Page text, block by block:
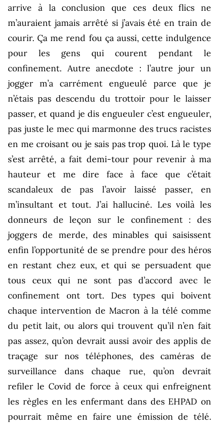
arrive à la conclusion que ces deux flics ne
m’auraient jamais arrêté si j’avais été en train de
courir. Ça me rend fou ça aussi, cette indulgence
pour les gens qui courent pendant le
confinement. Autre anecdote : l’autre jour un
jogger m’a carrément engueulé parce que je
n’étais pas descendu du trottoir pour le laisser
passer, et quand je dis engueuler c’est engueuler,
pas juste le mec qui marmonne des trucs racistes
en me croisant ou je sais pas trop quoi. Là le type
s’est arrêté, a fait demi-tour pour revenir à ma
hauteur et me dire face à face que c’était
scandaleux de pas l’avoir laissé passer, en
m’insultant et tout. J’ai halluciné. Les voilà les
donneurs de leçon sur le confinement : des
joggers de merde, des minables qui saisissent
enfin l’opportunité de se prendre pour des héros
en restant chez eux, et qui se persuadent que
tous ceux qui ne sont pas d’accord avec le
confinement ont tort. Des types qui boivent
chaque intervention de Macron à la télé comme
du petit lait, ou alors qui trouvent qu’il n’en fait
pas assez, qu’on devrait aussi avoir des applis de
traçage sur nos téléphones, des caméras de
surveillance dans chaque rue, qu’on devrait
refiler le Covid de force à ceux qui enfreignent
les règles en les enfermant dans des EHPAD on
pourrait même en faire une émission de télé.